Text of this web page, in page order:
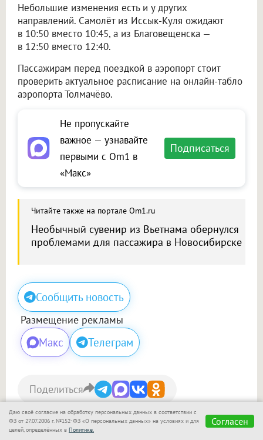
Небольшие изменения есть и у других
направлений. Самолёт из Иссык-Куля ожидают
в 10:50 вместо 10:45, а из Благовещенска —
в 12:50 вместо 12:40.
Пассажирам перед поездкой в аэропорт стоит
проверить актуальное расписание на онлайн-табло
аэропорта Толмачёво.
Не пропускайте
важное — узнавайте
первыми с Om1 в
«Макс»
Подписаться
Читайте также на портале Om1.ru
Необычный сувенир из Вьетнама обернулся
проблемами для пассажира в Новосибирске
Сообщить новость
Размещение рекламы
Макс Телеграм
Светлана Ларионова
Сегодня, 09:40
Поделиться
Даю своё согласие на обработку персональных данных в соответствии с
ФЗ от 27.07.2006 г. №152-ФЗ «О персональных данных» на условиях и для
целей, определённых в Политике.
Согласен